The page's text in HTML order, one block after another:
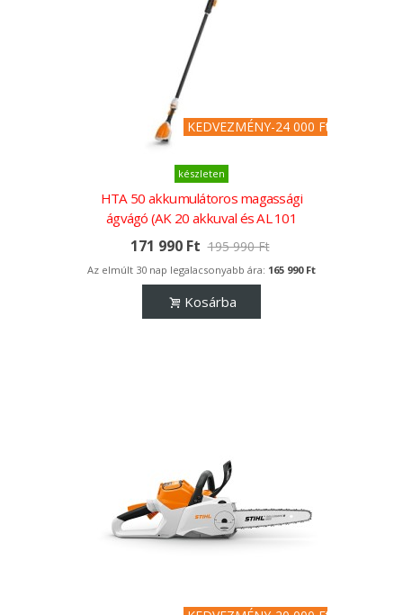
KEDVEZMÉNY-24 000 Ft
készleten
HTA 50 akkumulátoros magassági
ágvágó (AK 20 akkuval és AL 101
töltővel)
171 990 Ft 195 990 Ft
Az elmúlt 30 nap legalacsonyabb ára: 165 990 Ft
Kosárba